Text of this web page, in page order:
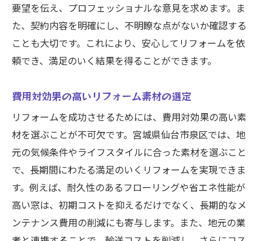
要望を伝え、プロフェッショナルな意見を求めます。ま
た、契約内容を明確にし、不明瞭な点がないか確認する
ことも大切です。これにより、安心してリフォームを依
頼でき、満足のいく結果を得ることができます。
費用対効果の高いリフォーム素材の選定
リフォームを成功させるためには、費用対効果の高い素
材を選ぶことが不可欠です。宮城県仙台市泉区では、地
元の気候条件やライフスタイルに合った素材を選ぶこと
で、長期間にわたる満足のいくリフォームを実現できま
す。例えば、耐久性のあるフローリングや省エネ性能が
高い窓は、初期コストを抑えるだけでなく、長期的なメ
ンテナンス費用の削減にも寄与します。また、地元の業